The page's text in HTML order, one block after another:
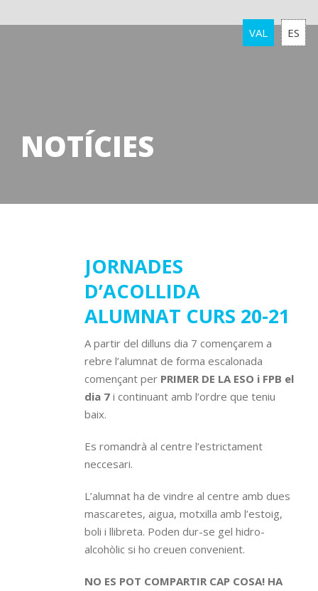
VAL ES
NOTÍCIES
JORNADES
D’ACOLLIDA
ALUMNAT CURS 20-21
A partir del dilluns dia 7 començarem a
rebre l’alumnat de forma escalonada
començant per PRIMER DE LA ESO i FPB el
dia 7 i continuant amb l’ordre que teniu
baix.
Es romandrà al centre l’estrictament
neccesari.
L’alumnat ha de vindre al centre amb dues
mascaretes, aigua, motxilla amb l’estoig,
boli i llibreta. Poden dur-se gel hidro-
alcohòlic si ho creuen convenient.
NO ES POT COMPARTIR CAP COSA! HA